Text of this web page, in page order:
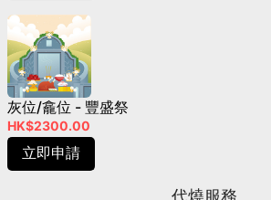
灰位/龕位 - 豐盛祭
HK$2300.00
立即申請
代燒服務